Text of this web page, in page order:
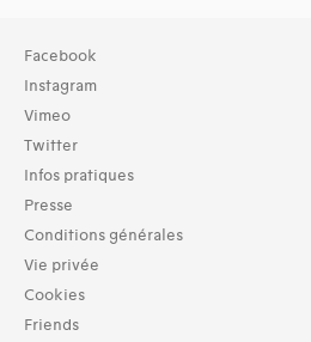
Collection
TOUT (1897)
Bibliotheek (1898)
Typologies documents
Boeken (3985)
Fins (1)
Nederlands (103)
Noors (1)
Facebook
Instagram
Vimeo
Twitter
Infos pratiques
Presse
Conditions générales
Vie privée
Cookies
Friends